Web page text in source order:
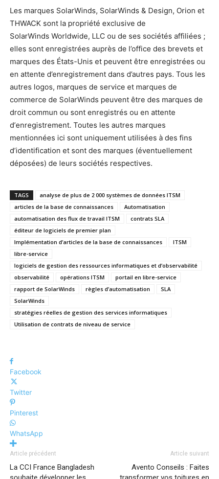
Les marques SolarWinds, SolarWinds & Design, Orion et
THWACK sont la propriété exclusive de
SolarWinds Worldwide, LLC ou de ses sociétés affiliées ;
elles sont enregistrées auprès de l’office des brevets et
marques des États-Unis et peuvent être enregistrées ou
en attente d’enregistrement dans d’autres pays. Tous les
autres logos, marques de service et marques de
commerce de SolarWinds peuvent être des marques de
droit commun ou sont enregistrés ou en attente
dʼenregistrement. Toutes les autres marques
mentionnées ici sont uniquement utilisées à des fins
dʼidentification et sont des marques (éventuellement
déposées) de leurs sociétés respectives.
TAGS
analyse de plus de 2 000 systèmes de données ITSM
articles de la base de connaissances
Automatisation
automatisation des flux de travail ITSM
contrats SLA
éditeur de logiciels de premier plan
Implémentation d’articles de la base de connaissances
ITSM
libre-service
logiciels de gestion des ressources informatiques et d’observabilité
observabilité
opérations ITSM
portail en libre-service
rapport de SolarWinds
règles d’automatisation
SLA
SolarWinds
stratégies réelles de gestion des services informatiques
Utilisation de contrats de niveau de service
Facebook
Twitter
Pinterest
WhatsApp
Article précédent
La CCI France Bangladesh
Article suivant
Avento Conseils : Faites